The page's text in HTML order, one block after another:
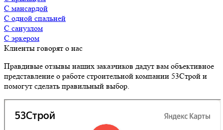
с мансардой
с одной спальней
с санузлом
с эркером
Клиенты говорят о нас
Правдивые отзывы наших заказчиков дадут вам объективное
представление о работе строительной компании 53Строй и
помогут сделать правильный выбор.